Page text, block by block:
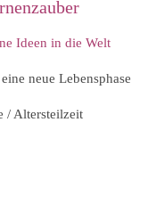
Ideen in die Welt
neue Lebensphase
/ Altersteilzeit